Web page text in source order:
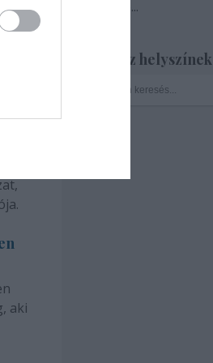
aki
...
Szinház helyszínek